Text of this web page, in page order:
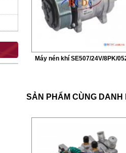
Máy nén khí SE507/24V/8PK/
SẢN PHẨM CÙNG